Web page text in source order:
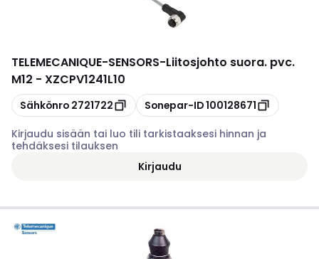
TELEMECANIQUE-SENSORS-Liitosjohto suora. pvc.
M12 - XZCPV1241L10
Kopioi
Sähkönro 2721722 Kopioi
Sonepar-ID100128671
Kirjaudu sisään tai luo tili tarkistaaksesi hinnan ja
tehdäksesi tilauksen
Kirjaudu